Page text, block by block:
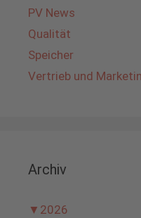
PV News
Qualität
Speicher
Vertrieb und
Archiv
▼ 2026